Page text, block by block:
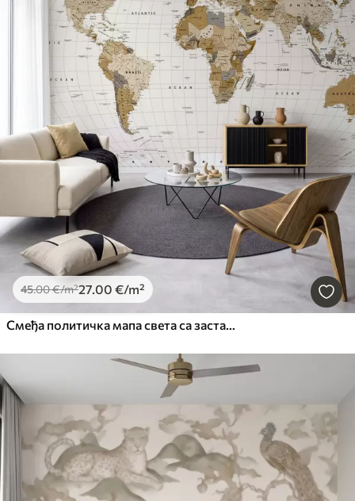
45.00€/m²27.00 €/m²
Смеђа политичка мапа света са заставама на енглеском језику